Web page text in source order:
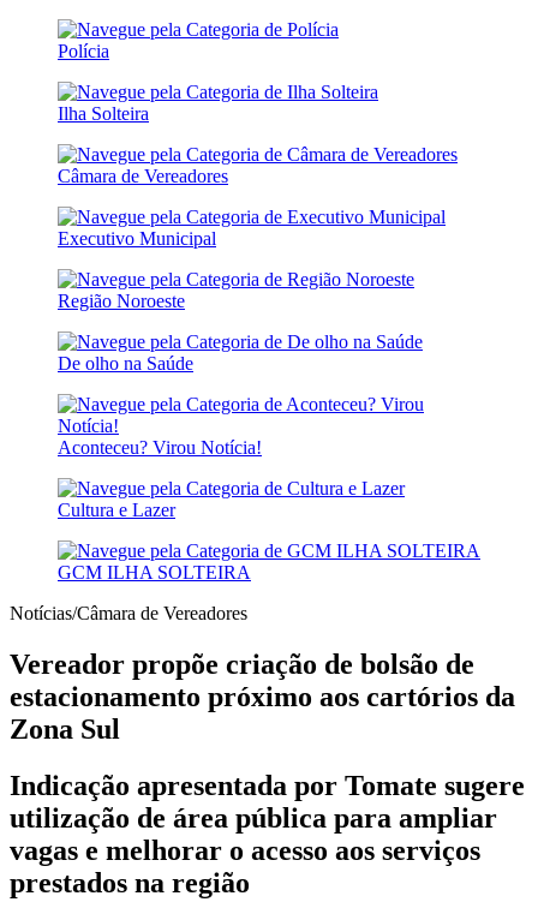
Polícia
Ilha Solteira
Câmara de Vereadores
Executivo Municipal
Região Noroeste
De olho na Saúde
Aconteceu? Virou Notícia!
Cultura e Lazer
GCM ILHA SOLTEIRA
Notícias/Câmara de Vereadores
Vereador propõe criação de bolsão de
estacionamento próximo aos cartórios da
Zona Sul
Indicação apresentada por Tomate sugere
utilização de área pública para ampliar
vagas e melhorar o acesso aos serviços
prestados na região